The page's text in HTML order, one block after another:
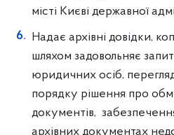
місті Києві державної
Надає архівні довідки,
шляхом задовольняє
юридичних осіб,
порядку рішення про
документів,
архівних документах